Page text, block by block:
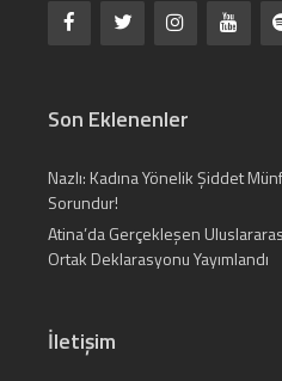
Son Eklenenler
Nazlı: Kadına Yönelik Şiddet
Sorundur!
Atina’da Gerçekleşen
Ortak Deklarasyonu Yayımlandı
İletişim